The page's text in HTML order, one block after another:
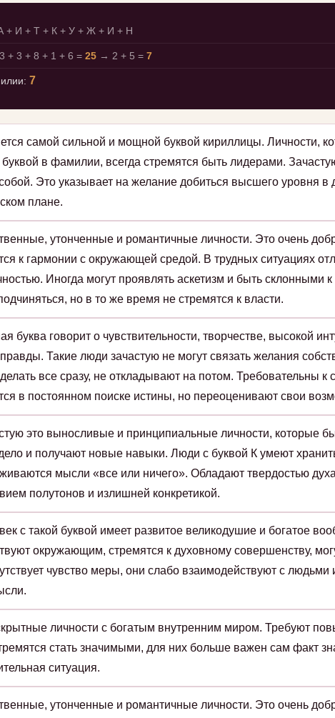
+ И + Т + К + У + Ж + И + Н
+ 3 + 8 + 1 + 6 = 25 → 2 + 5 = 7
7
самой сильной и мощной буквой кириллицы. Личности,
в фамилии, всегда стремятся быть лидерами.
Это указывает на желание добиться высшего уровня в
плане.
утонченные и романтичные личности. Это очень
к гармонии с окружающей средой. В трудных ситуациях
Иногда могут проявлять аскетизм и быть склонными
но в то же время не стремятся к власти.
буква говорит о чувствительности, творчестве, высокой
Такие люди зачастую не могут связать желания
все сразу, не откладывают на потом. Требовательны
в постоянном поиске истины, но переоценивают свои
это выносливые и принципиальные личности, которые
и получают новые навыки. Люди с буквой К умеют
мысли «все или ничего». Обладают твердостью
полутонов и излишней конкретикой.
с такой буквой имеет развитое великодушие и богатое
окружающим, стремятся к духовному совершенству,
чувство меры, они слабо взаимодействуют с людьми
личности с богатым внутренним миром. Требуют
стать значимыми, для них больше важен сам факт
ситуация.
утонченные и романтичные личности. Это очень